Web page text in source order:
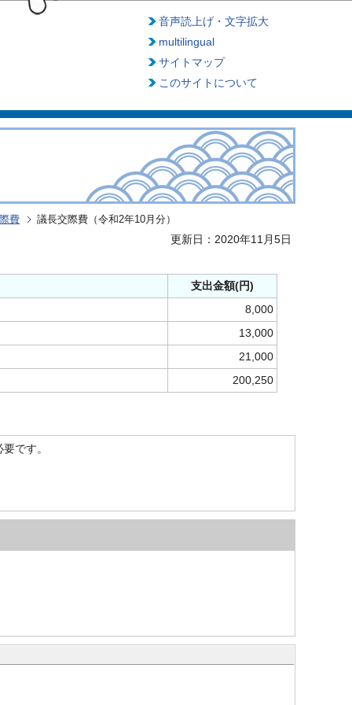
音声読上げ・文字拡大
multilingual
サイトマップ
このサイトについて
費 議長交際費（令和2年10月分）
更新日：2020年11月5日
支出金額(円)
8,000
13,000
21,000
200,250
です。